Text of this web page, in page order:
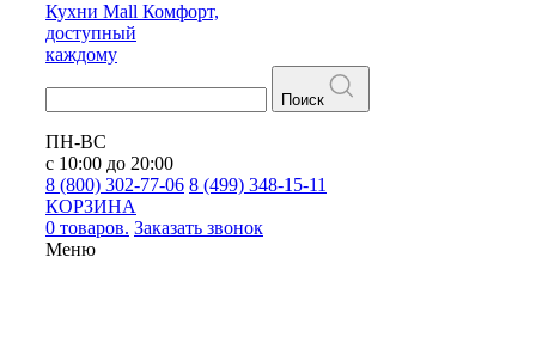
Кухни Mall Комфорт,
доступный
каждому
Поиск
ПН-ВС
с 10:00 до 20:00
8 (800) 302-77-06 8 (499) 348-15-11
КОРЗИНА
0 товаров. Заказать звонок
Меню